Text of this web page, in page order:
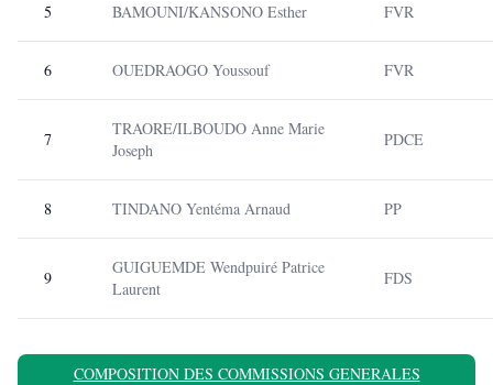
5 BAMOUNI/KANSONO Esther FVR
6 OUEDRAOGO Youssouf FVR
7
TRAORE/ILBOUDO Anne Marie
Joseph
PDCE
8 TINDANO Yentéma Arnaud PP
9
GUIGUEMDE Wendpuiré Patrice
Laurent
FDS
COMPOSITION DES COMMISSIONS GENERALES